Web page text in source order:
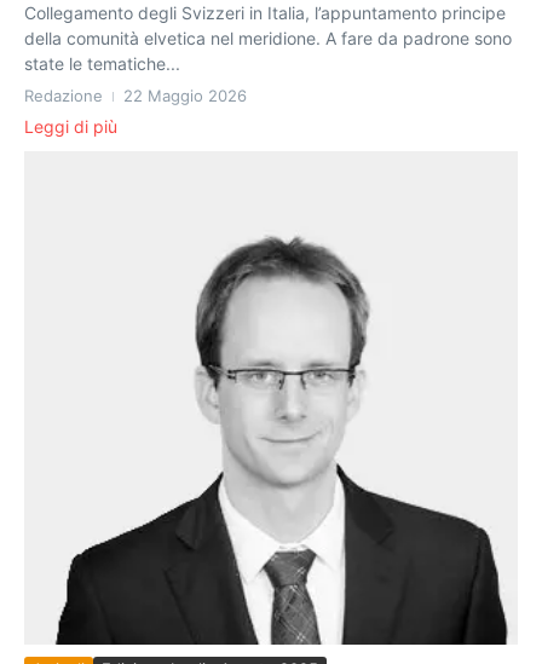
Collegamento degli Svizzeri in Italia, l’appuntamento principe
della comunità elvetica nel meridione. A fare da padrone sono
state le tematiche...
Redazione 22 Maggio 2026
Leggi di più